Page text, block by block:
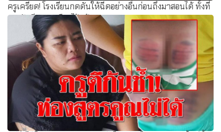
ครูเครียด! โรงเรียนกดดันให้ฉีดอย่างอื่นก่อนถึงมาสอนได้ ทั้งที่
จองวัคซีนทางเลือกไว้แล้ว